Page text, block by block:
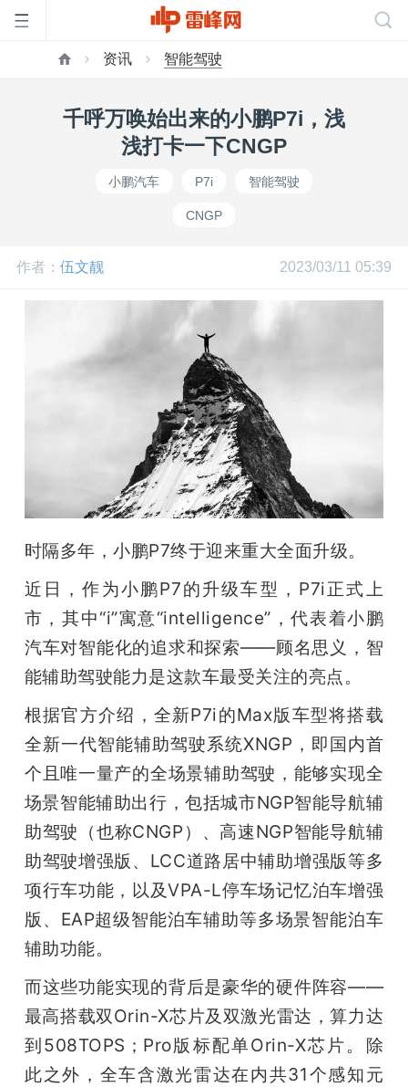
活
中
心
GAIR
专
爱
搞
机
资讯 智能驾驶
千呼万唤始出来的小鹏P7i，浅
浅打卡一下CNGP
小鹏汽车 P7i 智能驾驶
CNGP
作者： 伍文靓 2023/03/11 05:39
时隔多年，小鹏P7终于迎来重大全面升级。
近日，作为小鹏P7的升级车型，P7i正式上
市，其中“i”寓意“intelligence”，代表着小鹏
汽车对智能化的追求和探索——顾名思义，智
能辅助驾驶能力是这款车最受关注的亮点。
根据官方介绍，全新P7i的Max版车型将搭载
全新一代智能辅助驾驶系统XNGP，即国内首
个且唯一量产的全场景辅助驾驶，能够实现全
场景智能辅助出行，包括城市NGP智能导航辅
助驾驶（也称CNGP）、高速NGP智能导航辅
助驾驶增强版、LCC道路居中辅助增强版等多
项行车功能，以及VPA-L停车场记忆泊车增强
版、EAP超级智能泊车辅助等多场景智能泊车
辅助功能。
而这些功能实现的背后是豪华的硬件阵容——
最高搭载双Orin-X芯片及双激光雷达，算力达
到508TOPS；Pro版标配单Orin-X芯片。除
此之外，全车含激光雷达在内共31个感知元